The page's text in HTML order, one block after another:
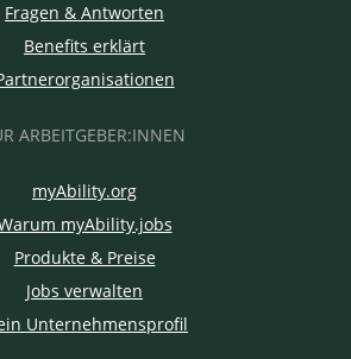
Fragen & Antworten
Benefits erklärt
ARBEITGEBER:INNEN
myAbility.org
myAbility.jobs
Produkte & Preise
Jobs verwalten
Unternehmensprofil